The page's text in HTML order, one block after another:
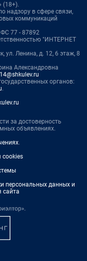
(18+).
надзору в сфере связи,
коммуникаций
77 - 87892
"ИНТЕРНЕТ
ул. Ленина, д. 12, 6 этаж, 8
Александровна
14@shkulev.ru
органов:
.
за достоверность
объявлениях.
.
cookies
персональных данных и
сайта